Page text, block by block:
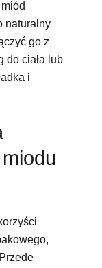
naturalny
go z
do ciała lub
i